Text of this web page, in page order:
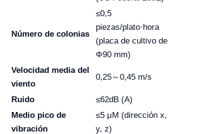
Número de colonias
≤0,5
piezas/plato·hora
(placa de cultivo de
Φ90 mm)
Velocidad media del
viento
0,25～0,45 m/s
Ruido
≤62dB (A)
Medio pico de
vibración
≤5 μM (dirección x,
y, z)